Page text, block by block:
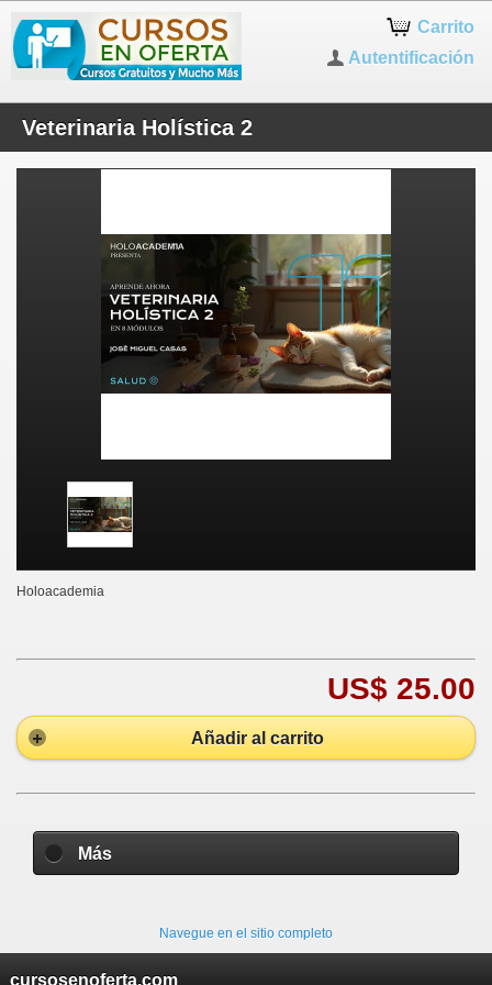
Carrito
Autentificación
Veterinaria Holística 2
Holoacademia
US$ 25.00
Añadir al carrito
Más
Navegue en el sitio completo
cursosenoferta.com